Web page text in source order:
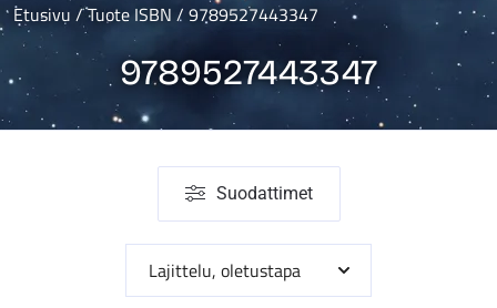
Etusivu / Tuote ISBN / 9789527443347
9789527443347
Suodattimet